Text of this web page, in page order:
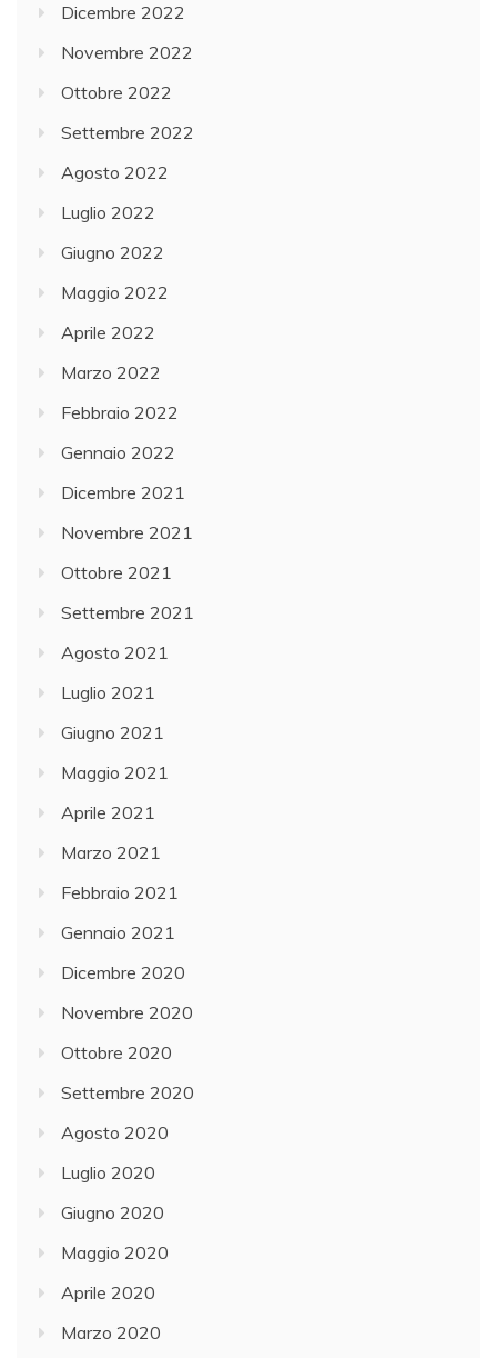
Dicembre 2022
Novembre 2022
Ottobre 2022
Settembre 2022
Agosto 2022
Luglio 2022
Giugno 2022
Maggio 2022
Aprile 2022
Marzo 2022
Febbraio 2022
Gennaio 2022
Dicembre 2021
Novembre 2021
Ottobre 2021
Settembre 2021
Agosto 2021
Luglio 2021
Giugno 2021
Maggio 2021
Aprile 2021
Marzo 2021
Febbraio 2021
Gennaio 2021
Dicembre 2020
Novembre 2020
Ottobre 2020
Settembre 2020
Agosto 2020
Luglio 2020
Giugno 2020
Maggio 2020
Aprile 2020
Marzo 2020